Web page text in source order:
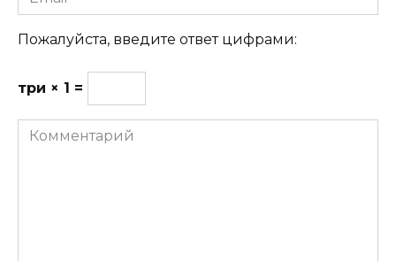
Пожалуйста, введите ответ цифрами:
три × 1 =
Комментарий